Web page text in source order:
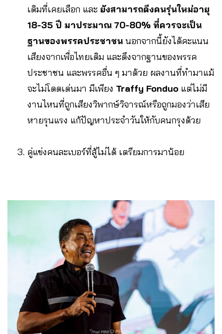
เดิมที่เคยเลือก และ ยังสามารถดึงคนรุ่นใหม่อายุ
18-35 ปี มาประมาณ 70-80% ที่ควรจะเป็น
ฐานของพรรคประชาชน นอกจากนี้ยังได้คะแนน
เสียงจากเพื่อไทยเดิม และดึงจากฐานของพรรค
ประชาชน และพรรคอื่น ๆ มาด้วย ผลงานที่ทำมาแม้
จะไม่โดดเด่นมา มีเพียง Traffy Fonduo แต่ไม่มี
งานไหนที่ถูกเสียงวิพากษ์วิจารณ์หรือถูกมองว่าเสีย
หายรุนแรง แก้ปัญหาประจำวันให้กับคนกรุงด้วย
คู่แข่งคนละเบอร์ที่สู้ไม่ได้ เตรียมการมาน้อย